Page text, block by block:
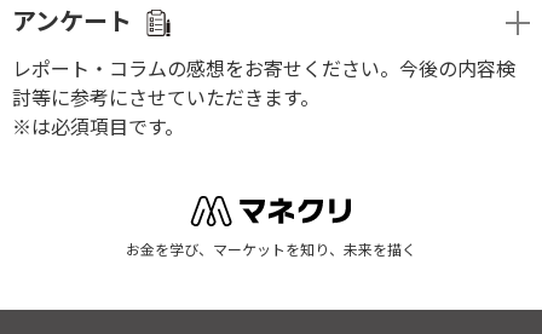
アンケート
レポート・コラムの感想をお寄せください。今後の内容検
討等に参考にさせていただきます。
※は必須項目です。
お金を学び、マーケットを知り、未来を描く